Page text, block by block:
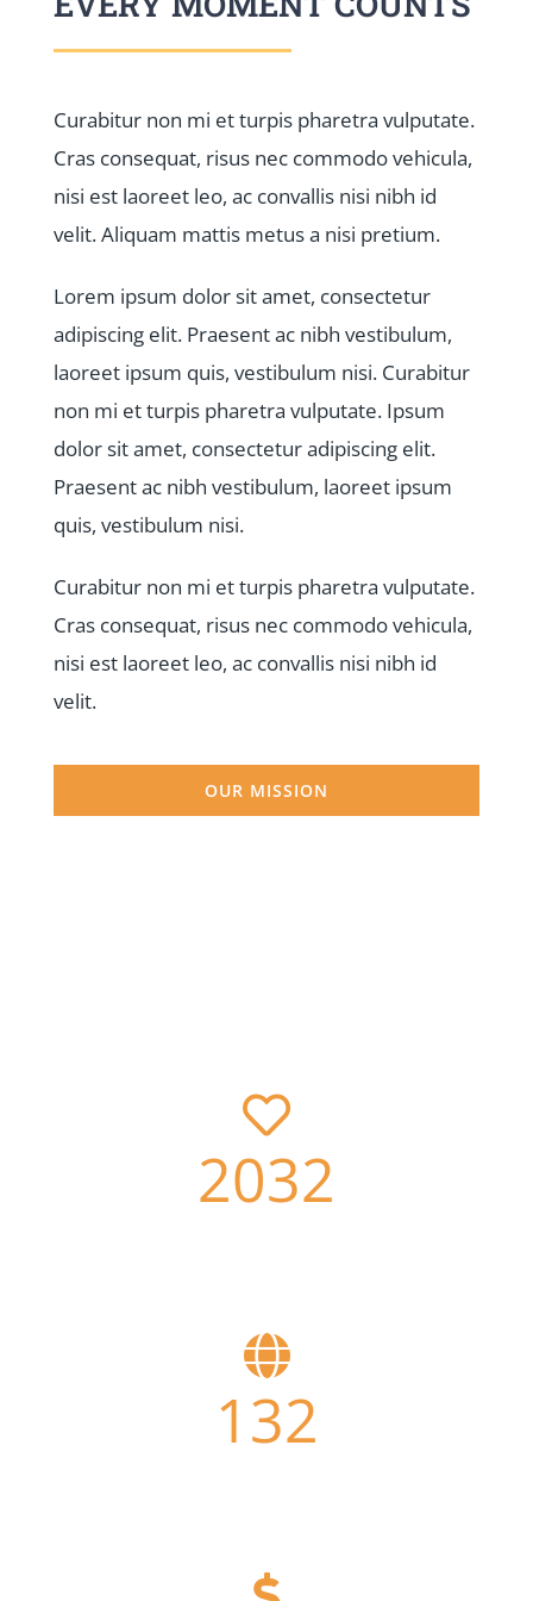
Curabitur non mi et turpis pharetra vulputate.
Cras consequat, risus nec commodo vehicula,
nisi est laoreet leo, ac convallis nisi nibh id
velit. Aliquam mattis metus a nisi pretium.
Lorem ipsum dolor sit amet, consectetur
adipiscing elit. Praesent ac nibh vestibulum,
laoreet ipsum quis, vestibulum nisi. Curabitur
non mi et turpis pharetra vulputate. Ipsum
dolor sit amet, consectetur adipiscing elit.
Praesent ac nibh vestibulum, laoreet ipsum
quis, vestibulum nisi.
Curabitur non mi et turpis pharetra vulputate.
Cras consequat, risus nec commodo vehicula,
nisi est laoreet leo, ac convallis nisi nibh id
velit.
OUR MISSION
2032
132